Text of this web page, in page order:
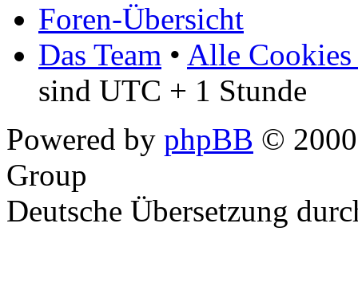
Foren-Übersicht
Das Team • Alle Cookies
sind UTC + 1 Stunde
Powered by phpBB ©
Group
Deutsche Übersetzung